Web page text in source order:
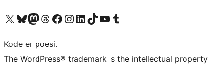
Besøk vår konto på X Visit our Bluesky account
Besøk vår Mastodon-konto
Visit our Threads account
Besøk vår Facebook-sideBesøk vår Instagram-konto
Besøk vår LinkedIn-konto
Visit our TikTok account
Visit our YouTube channel
Visit our Tumblr account
Kode er poesi.
The WordPress® trademark is the intellectual property